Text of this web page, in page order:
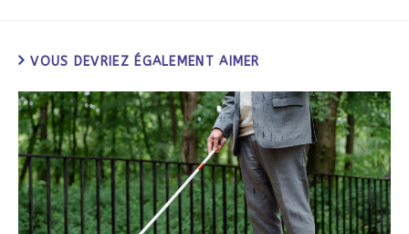
VOUS DEVRIEZ ÉGALEMENT AIMER